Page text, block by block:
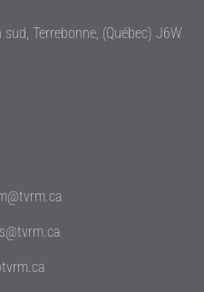
Terrebonne, (Québec) J6W